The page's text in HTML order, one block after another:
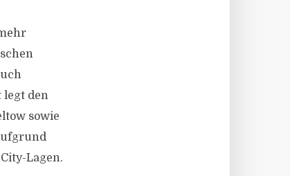
legt den
sowie
Lagen.